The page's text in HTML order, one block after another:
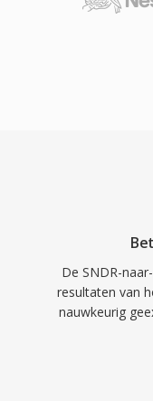
De SNDR-
resultaten van
nauwkeurig